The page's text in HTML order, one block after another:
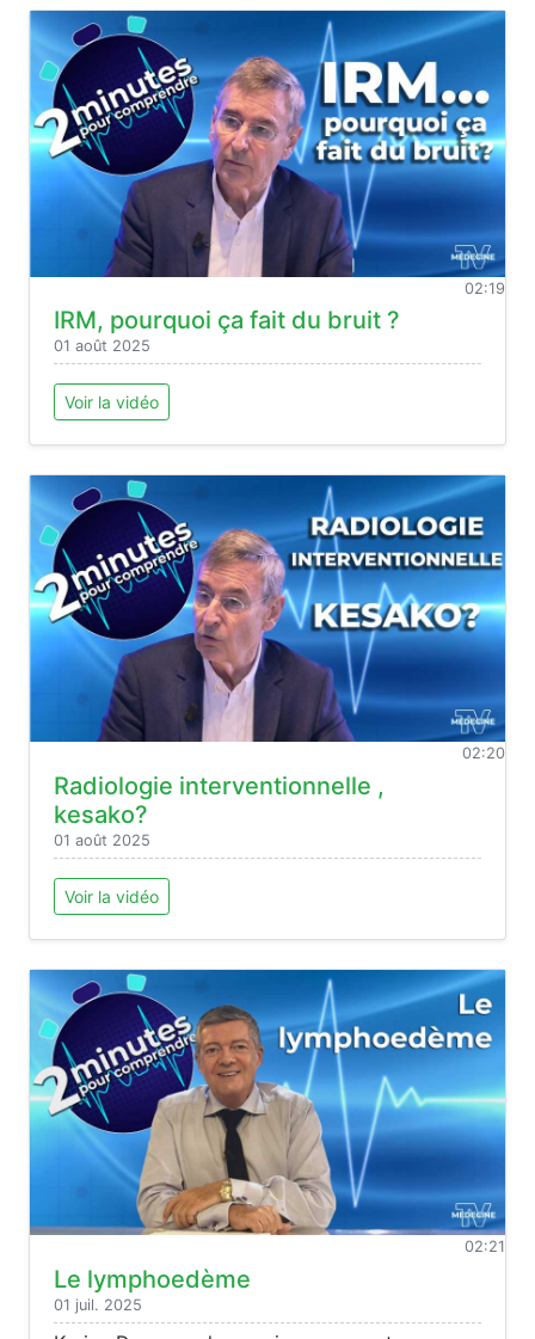
02:19
IRM, pourquoi ça fait du bruit ?
01 août 2025
Voir la vidéo
02:20
Radiologie interventionnelle ,
kesako?
01 août 2025
Voir la vidéo
02:21
Le lymphoedème
01 juil. 2025